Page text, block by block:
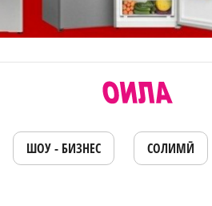
ШОУ - БИЗНЕС СОЛИМӢ